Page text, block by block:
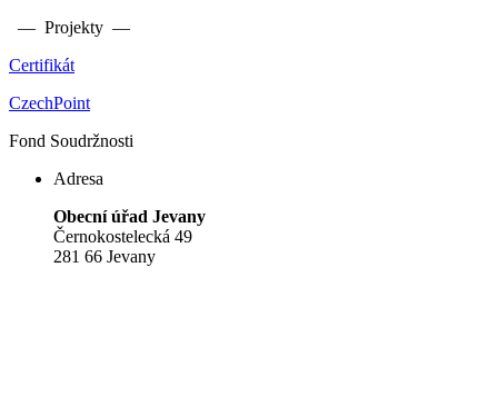
— Projekty —
Certifikát
CzechPoint
Fond Soudržnosti
Adresa
Obecní úřad Jevany
Černokostelecká 49
281 66 Jevany